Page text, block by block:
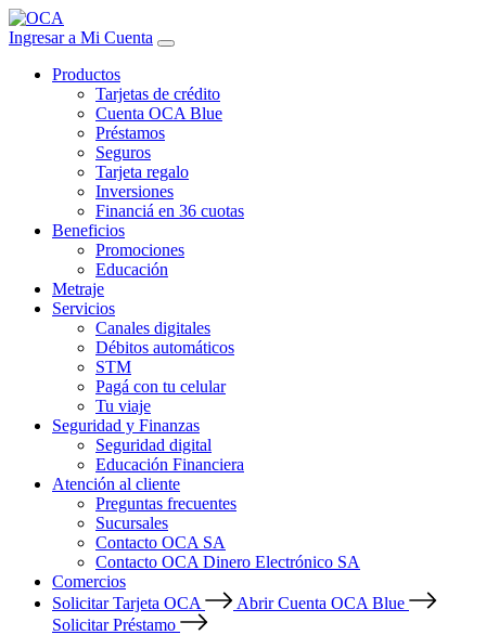
Ingresar a Mi Cuenta
Productos
Tarjetas de crédito
Cuenta OCA Blue
Préstamos
Seguros
Tarjeta regalo
Inversiones
Financiá en 36 cuotas
Beneficios
Promociones
Educación
Metraje
Servicios
Canales digitales
Débitos automáticos
STM
Pagá con tu celular
Tu viaje
Seguridad y Finanzas
Seguridad digital
Educación Financiera
Atención al cliente
Preguntas frecuentes
Sucursales
Contacto OCA SA
Contacto OCA Dinero Electrónico SA
Comercios
Solicitar Tarjeta OCA
Abrir Cuenta OCA Blue
Solicitar Préstamo